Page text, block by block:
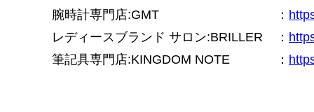
腕時計専門店:GMT
：
レディースブランド サロン:BRILLER
：
筆記具専門店:KINGDOM NOTE
：